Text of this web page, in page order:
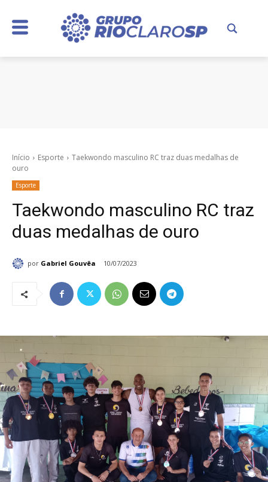
Início Esporte
Taekwondo masculino RC traz duas medalhas de
ouro
Esporte
Taekwondo masculino RC traz
duas medalhas de ouro
por Gabriel Gouvêa 10/07/2023